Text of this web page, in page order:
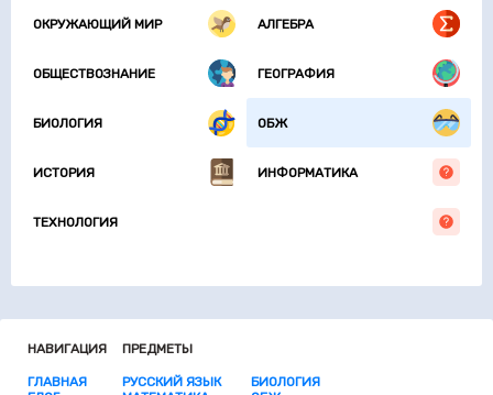
ОКРУЖАЮЩИЙ МИР АЛГЕБРА
ОБЩЕСТВОЗНАНИЕ ГЕОГРАФИЯ
БИОЛОГИЯ ОБЖ
ИСТОРИЯ ИНФОРМАТИКА
ТЕХНОЛОГИЯ
НАВИГАЦИЯ
ГЛАВНАЯ
ПРЕДМЕТЫ
РУССКИЙ ЯЗЫК
БИОЛОГИЯ